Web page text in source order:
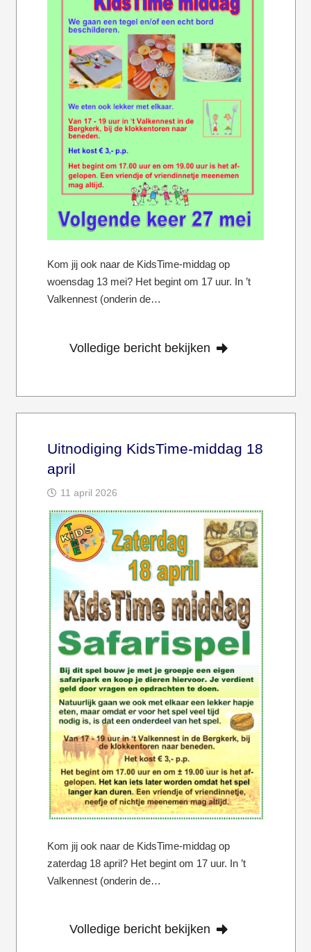
Kom jij ook naar de KidsTime-middag op
woensdag 13 mei? Het begint om 17 uur. In ’t
Valkennest (onderin de…
Volledige bericht bekijken
Uitnodiging KidsTime-middag 18
april
11 april 2026
Kom jij ook naar de KidsTime-middag op
zaterdag 18 april? Het begint om 17 uur. In ’t
Valkennest (onderin de…
Volledige bericht bekijken